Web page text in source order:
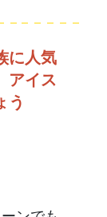
りしま
に人気
アイス
う